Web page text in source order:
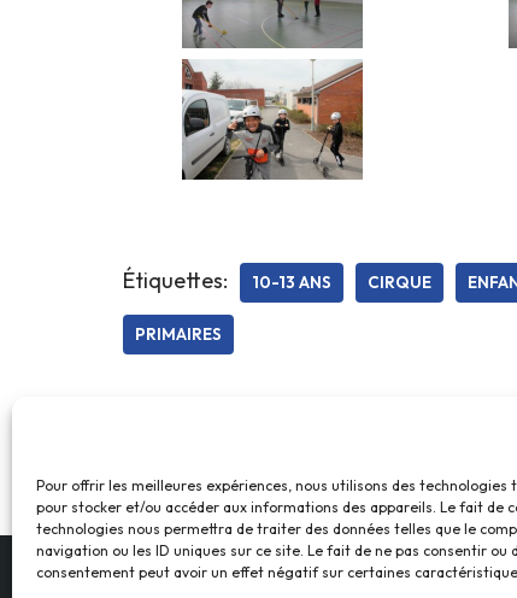
Pour offrir les meilleures expériences, nous utilisons des technologies
pour stocker et/ou accéder aux informations des appareils. Le fait de
technologies nous permettra de traiter des données telles que le
navigation ou les ID uniques sur ce site. Le fait de ne pas consentir ou
consentement peut avoir un effet négatif sur certaines
Étiquettes: 10-13 ANS CIRQUE
PRIMAIRES